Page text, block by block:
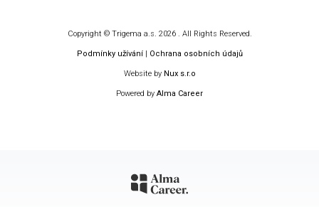
Copyright © Trigema a.s. 2026 . All Rights Reserved.
Podmínky užívání| Ochrana osobních údajů
Website by Nux s.r.o
Powered by Alma Career